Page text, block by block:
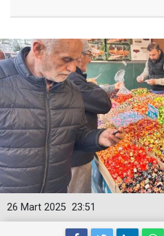
23:51
26 Mart 2025